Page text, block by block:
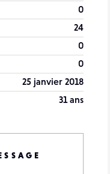
0
24
0
0
25 janvier 2018
31 ans